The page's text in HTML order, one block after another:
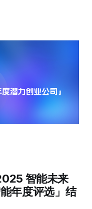
智能未来
年度评选」结